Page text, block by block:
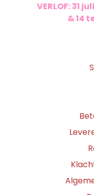
VERLOF: 31
& 14